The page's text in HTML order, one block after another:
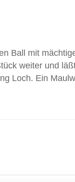
Ball mit
weiter und
Loch. Ein